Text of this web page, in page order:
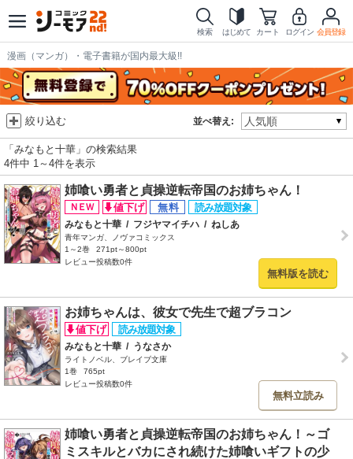
検索 はじめて カート ログイン 会員登録
漫画（マンガ）・電子書籍が国内最大級!!
並べ替え:
絞り込む
「みなもと十華」の検索結果
4件中 1～4件を表示
姉喰い勇者と貞操逆転帝国のお姉ちゃん！
みなもと十華 / フジヤマイチハ / ねしあ
青年マンガ、ノヴァコミックス
1～2巻
271pt～800pt
レビュー投稿数0件
無料版を読む
お姉ちゃんは、彼女で先生で超ブラコン
みなもと十華 / うなさか
ライトノベル、ブレイブ文庫
1巻
765pt
レビュー投稿数0件
無料立読み
姉喰い勇者と貞操逆転帝国のお姉ちゃん！～ゴ
ミスキルとバカにされ続けた姉喰いギフトの少